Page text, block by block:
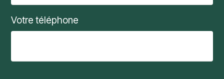
Votre téléphone